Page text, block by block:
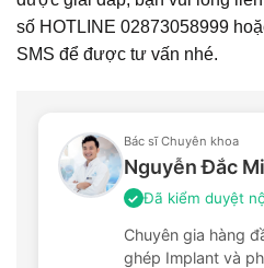
số HOTLINE 02873058999
SMS để được tư vấn nhé.
Bác sĩ Chuyên khoa
Nguyễn Đắc
✓ Đã kiểm duyệt
Chuyên gia hàng
ghép Implant và